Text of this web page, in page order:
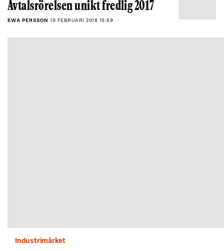
Avtalsrörelsen unikt fredlig 2017
EWA PERSSON 19 FEBRUARI 2018 15:59
Industrimärket